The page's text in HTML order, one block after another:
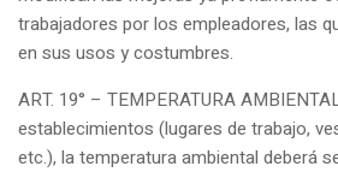
trabajadores por los empleadores, las
en sus usos y costumbres.
ART. 19° – TEMPERATURA
establecimientos (lugares de trabajo,
etc.), la temperatura ambiental deberá